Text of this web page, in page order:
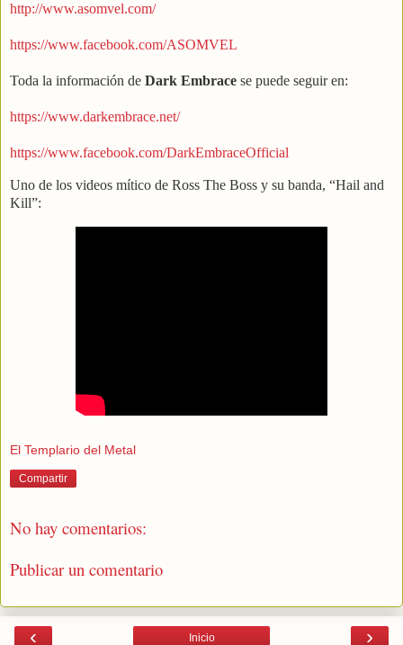
http://www.asomvel.com/
https://www.facebook.com/ASOMVEL
Toda la información de Dark Embrace se puede seguir en:
https://www.darkembrace.net/
https://www.facebook.com/DarkEmbraceOfficial
Uno de los videos mítico de Ross The Boss y su banda, “Hail and
Kill”:
El Templario del Metal
Compartir
No hay comentarios:
Publicar un comentario
‹ ›
Inicio